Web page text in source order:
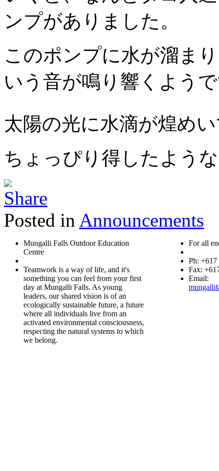
ンプがありました。
このポンプに水が溜ま
いう音が鳴り響くよう
太陽の光に水滴が煌め
ちょっぴり得したよう
Posted in Announcements
Mungalli Falls Outdoor Education
Centre
Teamwork is a way of life, and it's
something you can feel from your first
day at Mungalli Falls. As young
leaders, our shared vision is of an
ecologically sustainable future, a future
where all individuals live from an
activated environmental consciousness,
respecting the natural systems to which
we belong.
For all
Ph: +617
Fax:
Email: